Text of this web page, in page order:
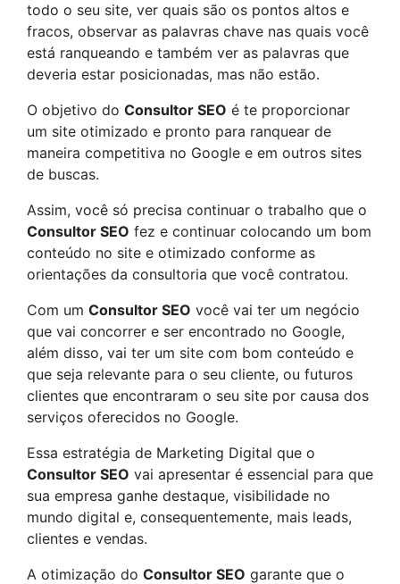
todo o seu site, ver quais são os pontos altos e
fracos, observar as palavras chave nas quais você
está ranqueando e também ver as palavras que
deveria estar posicionadas, mas não estão.
O objetivo do Consultor SEO é te proporcionar
um site otimizado e pronto para ranquear de
maneira competitiva no Google e em outros sites
de buscas.
Assim, você só precisa continuar o trabalho que o
Consultor SEO fez e continuar colocando um bom
conteúdo no site e otimizado conforme as
orientações da consultoria que você contratou.
Com um Consultor SEO você vai ter um negócio
que vai concorrer e ser encontrado no Google,
além disso, vai ter um site com bom conteúdo e
que seja relevante para o seu cliente, ou futuros
clientes que encontraram o seu site por causa dos
serviços oferecidos no Google.
Essa estratégia de Marketing Digital que o
Consultor SEO vai apresentar é essencial para que
sua empresa ganhe destaque, visibilidade no
mundo digital e, consequentemente, mais leads,
clientes e vendas.
A otimização do Consultor SEO garante que o